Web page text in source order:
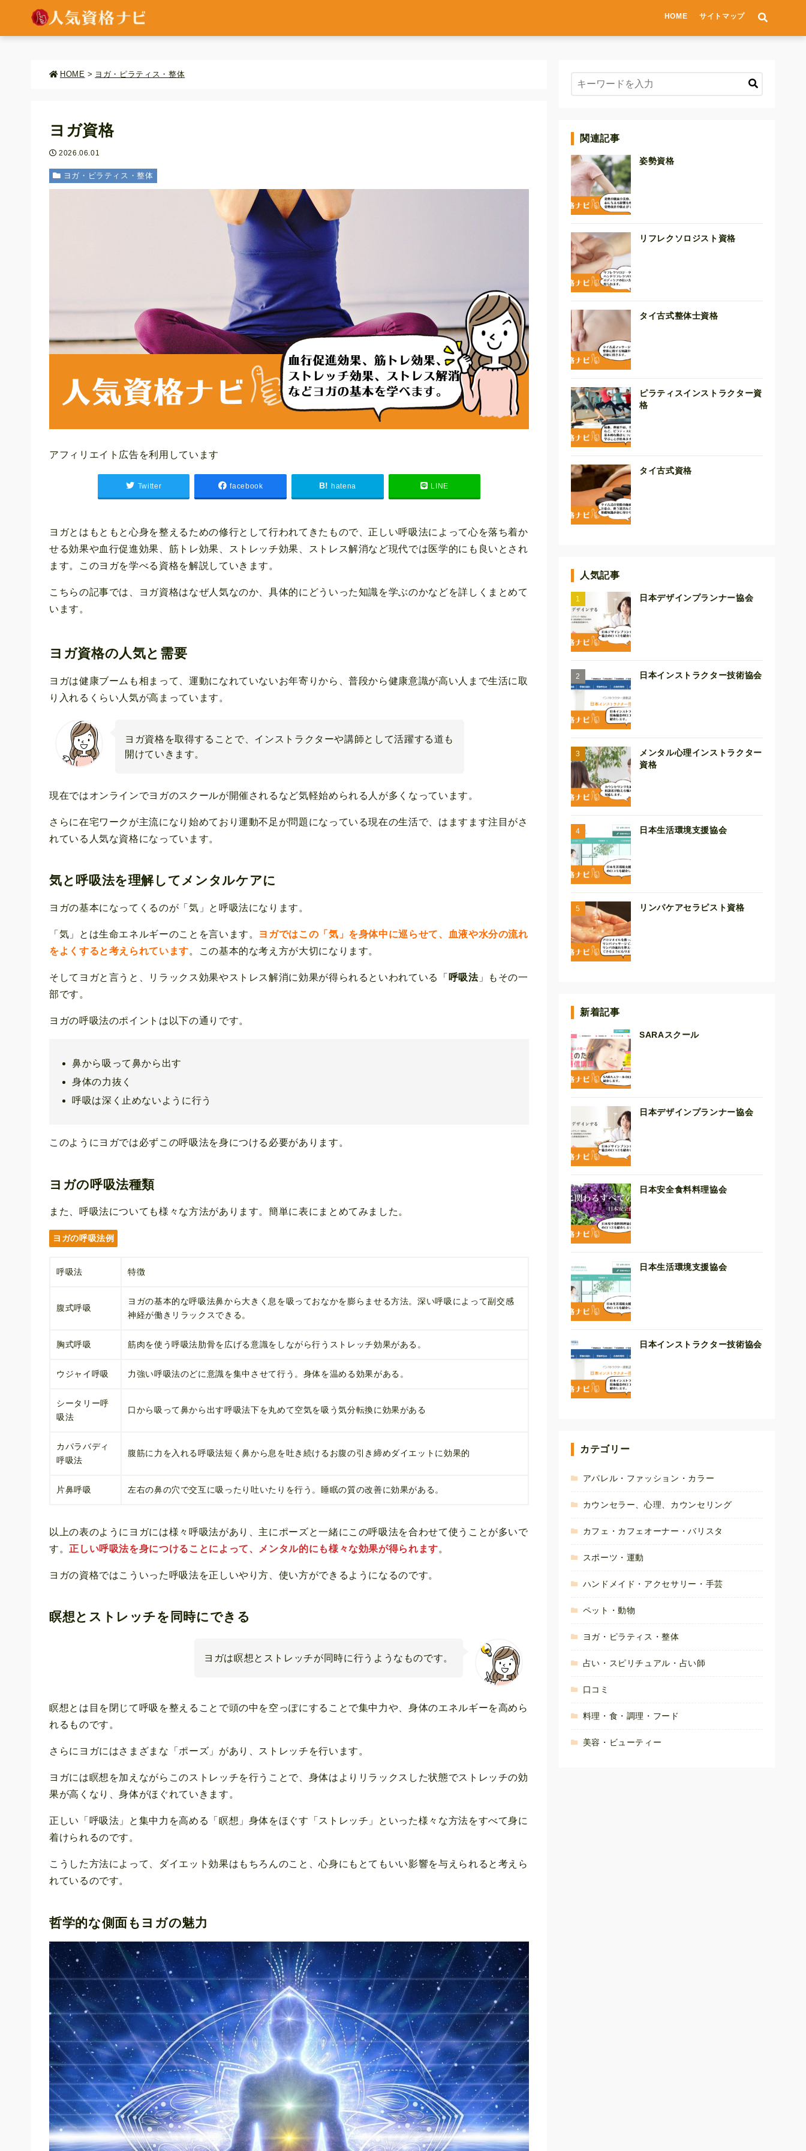
HOME サイトマップ
HOME > ヨガ・ピラティス・整体
ヨガ資格
2026.06.01
ヨガ・ピラティス・整体
アフィリエイト広告を利用しています
Twitter facebook hatena LINE
ヨガとはもともと心身を整えるための修行として行われてきたもので、正しい呼吸法によって心を落ち着か
せる効果や血行促進効果、筋トレ効果、ストレッチ効果、ストレス解消など現代では医学的にも良いとされ
ます。このヨガを学べる資格を解説していきます。
こちらの記事では、ヨガ資格はなぜ人気なのか、具体的にどういった知識を学ぶのかなどを詳しくまとめて
います。
ヨガ資格の人気と需要
ヨガは健康ブームも相まって、運動になれていないお年寄りから、普段から健康意識が高い人まで生活に取
り入れるくらい人気が高まっています。
ヨガ資格を取得することで、インストラクターや講師として活躍する道も
開けていきます。
現在ではオンラインでヨガのスクールが開催されるなど気軽始められる人が多くなっています。
さらに在宅ワークが主流になり始めており運動不足が問題になっている現在の生活で、はますます注目がさ
れている人気な資格になっています。
気と呼吸法を理解してメンタルケアに
ヨガの基本になってくるのが「気」と呼吸法になります。
「気」とは生命エネルギーのことを言います。 ヨガではこの「気」を身体中に巡らせて、血液や水分の流れ
をよくすると考えられています。この基本的な考え方が大切になります。
そしてヨガと言うと、リラックス効果やストレス解消に効果が得られるといわれている「 呼吸法」もその一
部です。
ヨガの呼吸法のポイントは以下の通りです。
鼻から吸って鼻から出す
身体の力抜く
呼吸は深く止めないように行う
このようにヨガでは必ずこの呼吸法を身につける必要があります。
ヨガの呼吸法種類
また、呼吸法についても様々な方法があります。簡単に表にまとめてみました。
ヨガの呼吸法例
呼吸法 特徴
腹式呼吸
ヨガの基本的な呼吸法鼻から大きく息を吸っておなかを膨らませる方法。深い呼吸によって副交感
神経が働きリラックスできる。
胸式呼吸 筋肉を使う呼吸法肋骨を広げる意識をしながら行うストレッチ効果がある。
ウジャイ呼吸 力強い呼吸法のどに意識を集中させて行う。身体を温める効果がある。
シータリー呼
吸法
口から吸って鼻から出す呼吸法下を丸めて空気を吸う気分転換に効果がある
カパラバディ
呼吸法
腹筋に力を入れる呼吸法短く鼻から息を吐き続けるお腹の引き締めダイエットに効果的
片鼻呼吸 左右の鼻の穴で交互に吸ったり吐いたりを行う。睡眠の質の改善に効果がある。
以上の表のようにヨガには様々呼吸法があり、主にポーズと一緒にこの呼吸法を合わせて使うことが多いで
す。 正しい呼吸法を身につけることによって、メンタル的にも様々な効果が得られます。
ヨガの資格ではこういった呼吸法を正しいやり方、使い方ができるようになるのです。
瞑想とストレッチを同時にできる
ヨガは瞑想とストレッチが同時に行うようなものです。
瞑想とは目を閉じて呼吸を整えることで頭の中を空っぽにすることで集中力や、身体のエネルギーを高めら
れるものです。
さらにヨガにはさまざまな「ポーズ」があり、ストレッチを行います。
ヨガには瞑想を加えながらこのストレッチを行うことで、身体はよりリラックスした状態でストレッチの効
果が高くなり、身体がほぐれていきます。
正しい「呼吸法」と集中力を高める「瞑想」身体をほぐす「ストレッチ」といった様々な方法をすべて身に
着けられるのです。
こうした方法によって、ダイエット効果はもちろんのこと、心身にもとてもいい影響を与えられると考えら
れているのです。
哲学的な側面もヨガの魅力
関連記事
姿勢資格
リフレクソロジスト資格
タイ古式整体士資格
ピラティスインストラクター資
格
タイ古式資格
人気記事
日本デザインプランナー協会
日本インストラクター技術協会
メンタル心理インストラクター
資格
日本生活環境支援協会
リンパケアセラピスト資格
新着記事
SARAスクール
日本デザインプランナー協会
日本安全食料料理協会
日本生活環境支援協会
日本インストラクター技術協会
カテゴリー
アパレル・ファッション・カラー
カウンセラー、心理、カウンセリング
カフェ・カフェオーナー・バリスタ
スポーツ・運動
ハンドメイド・アクセサリー・手芸
ペット・動物
ヨガ・ピラティス・整体
占い・スピリチュアル・占い師
口コミ
料理・食・調理・フード
美容・ビューティー